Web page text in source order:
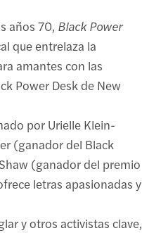
años 70, Black Power
que entrelaza la
amantes con las
Power Desk de New
por Urielle Klein-
(ganador del Black
(ganador del premio
letras apasionadas y
y otros activistas clave,